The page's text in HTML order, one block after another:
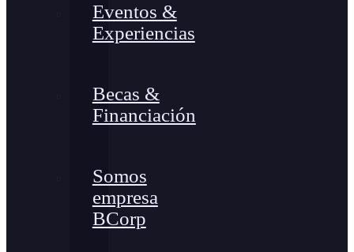
Eventos &
Experiencias
Becas &
Financiación
Somos
empresa
BCorp